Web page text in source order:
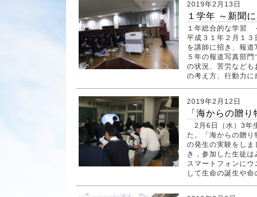
2019年2月13日
１学年 ～新聞
１年総合的な学習
平成３１年２月１３
を講師に招き、報
５年の報道写真部
の状況、苦労なども
の考え方、行動力に
2019年2月12日
「海からの贈
2月6日（水）3年
た。「海からの贈
の発生の実験をし
き，参加した生徒
スマートフォンに
して生命の誕生や命